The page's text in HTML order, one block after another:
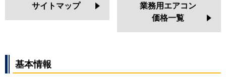
サイトマップ
業務用エアコン
価格一覧
基本情報